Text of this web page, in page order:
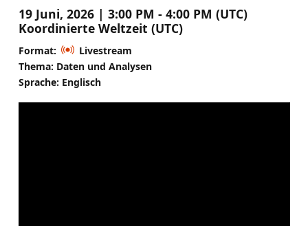
19 Juni, 2026 | 3:00 PM - 4:00 PM (UTC)
Koordinierte Weltzeit (UTC)
Format:
Livestream
Thema: Daten und Analysen
Sprache: Englisch